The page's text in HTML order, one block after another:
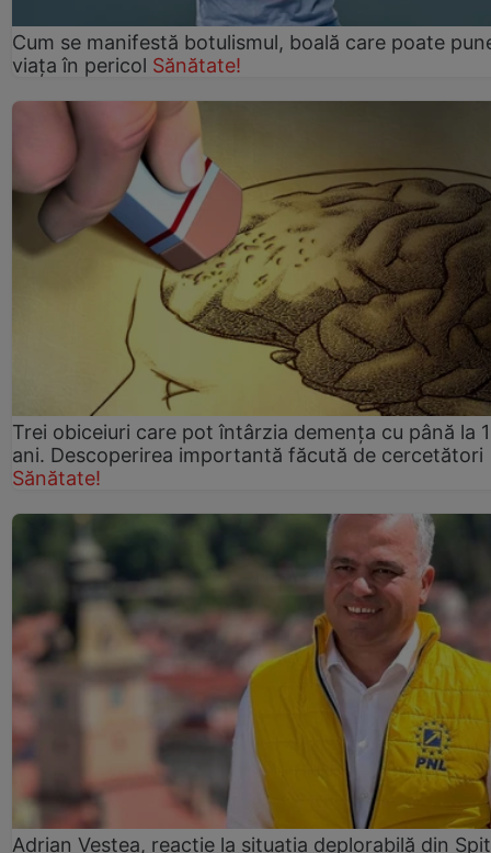
Cum se manifestă botulismul, boală care poate
viaţa în pericol Sănătate!
Trei obiceiuri care pot întârzia demența cu până la
ani. Descoperirea importantă făcută de cercetători
Sănătate!
Adrian Veștea, reacție la situația deplorabilă din